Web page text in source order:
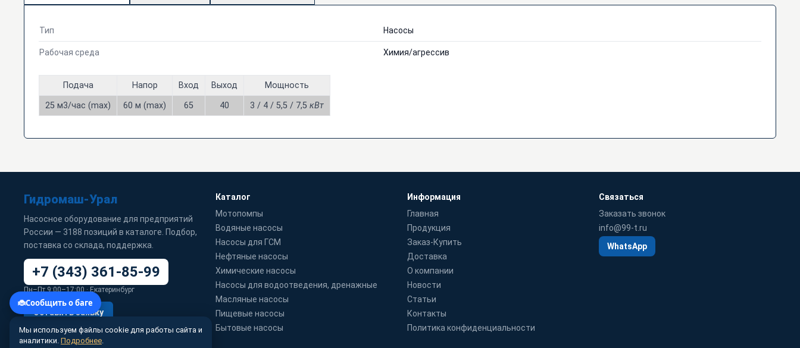
Тип Насосы
Рабочая среда Химия/агрессив
Подача Напор Вход Выход
Мощность
25 м3/час (max)
60 м (max) 65 40 3 / 4 / 5,5 / 7,5 кВт
Гидромаш-Урал
Насосное оборудование для предприятий
России — 3188 позиций в каталоге. Подбор,
поставка со склада, поддержка.
+7 (343) 361-85-99
Пн–Пт 9:00–17:00 · Екатеринбург
Оставить заявку
WhatsApp info@99-t.ru
Каталог
Мотопомпы
Водяные насосы
Насосы для ГСМ
Нефтяные насосы
Химические насосы
Насосы для водоотведения, дренажные
Масляные насосы
Пищевые насосы
Бытовые насосы
Информация
Главная
Продукция
Заказ-Купить
Доставка
О компании
Новости
Статьи
Контакты
Политика конфиденциальности
Связаться
Заказать звонок
info@99-t.ru
WhatsApp
Мы используем файлы cookie для работы сайта и
аналитики. Подробнее.